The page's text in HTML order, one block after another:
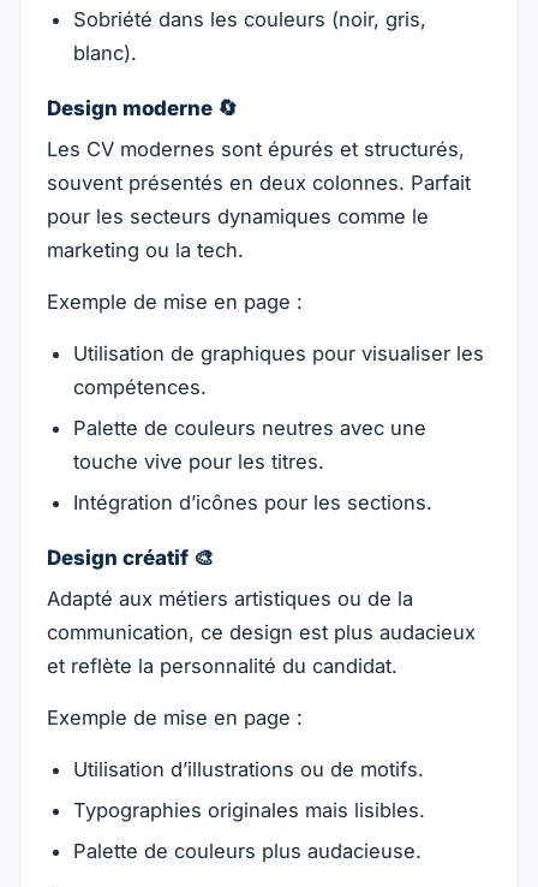
Sobriété dans les couleurs (noir, gris,
blanc).
Design moderne 🔄
Les CV modernes sont épurés et structurés,
souvent présentés en deux colonnes. Parfait
pour les secteurs dynamiques comme le
marketing ou la tech.
Exemple de mise en page :
Utilisation de graphiques pour visualiser les
compétences.
Palette de couleurs neutres avec une
touche vive pour les titres.
Intégration d’icônes pour les sections.
Design créatif 🎨
Adapté aux métiers artistiques ou de la
communication, ce design est plus audacieux
et reflète la personnalité du candidat.
Exemple de mise en page :
Utilisation d’illustrations ou de motifs.
Typographies originales mais lisibles.
Palette de couleurs plus audacieuse.